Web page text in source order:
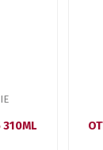
310ML